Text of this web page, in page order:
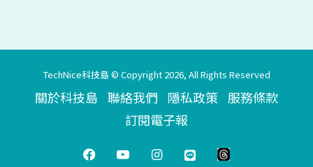
TechNice科技島 © Copyright 2026, All Rights Reserved
關於科技島 聯絡我們 隱私政策 服務條款
訂閱電子報